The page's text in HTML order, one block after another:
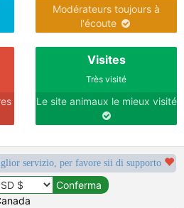
Modérateurs toujours à
l'écoute
Visites
Très visité
Le site animaux le mieux visité
servizio, per favore sii di supporto